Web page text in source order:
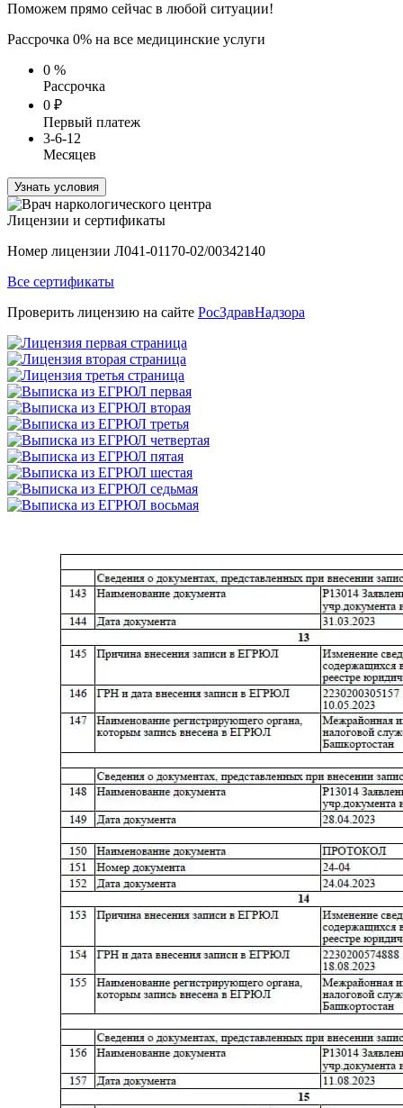
Поможем прямо сейчас в любой ситуации!
Рассрочка 0% на все медицинские услуги
0 %
Рассрочка
0 ₽
Первый платеж
3-6-12
Месяцев
Узнать условия
Лицензии и сертификаты
Номер лицензии Л041-01170-02/00342140
Все сертификаты
Проверить лицензию на сайте РосЗдравНадзора